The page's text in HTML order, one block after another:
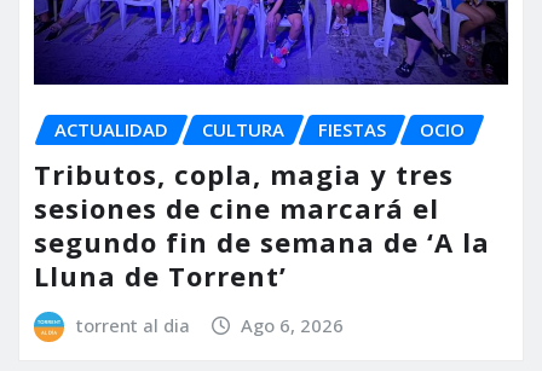
ACTUALIDAD CULTURA FIESTAS OCIO
Tributos, copla, magia y tres
sesiones de cine marcará el
segundo fin de semana de ‘A la
Lluna de Torrent’
torrent al dia Ago 6, 2026